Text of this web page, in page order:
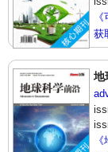
获
术
旨
传
平
地